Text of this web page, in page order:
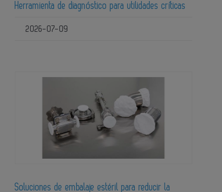
Herramienta de diagnóstico para utilidades críticas
2026-07-09
Soluciones de embalaje estéril para reducir la